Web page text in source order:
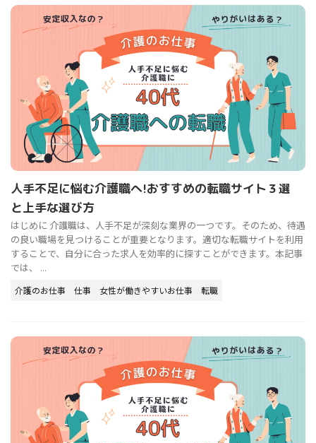
人手不足に悩む介護職へ!おすすめの転職サイト３選
と上手な選び方
はじめに 介護職は、人手不足が深刻な業界の一つです。そのため、待遇
の良い職場を見つけることが重要となります。適切な転職サイトを利用
することで、自分に合った求人を効率的に探すことができます。本記事
では、 ...
介護のお仕事 仕事 女性が働きやすいお仕事 転職